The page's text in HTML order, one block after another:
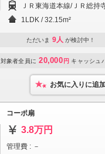
ＪＲ東海道本線/ＪＲ総持
1LDK / 32.15m²
ただいま 9人 が検討中！
対象者全員に 20,000 円 キャッシュ
お気に入りに追加
コーポ扇
3.8万円
管理費 : －